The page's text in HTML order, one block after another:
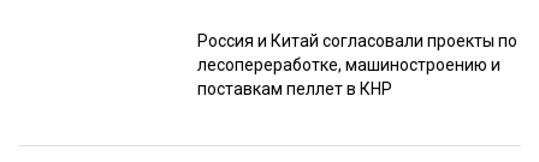
Россия и Китай согласовали проекты по
лесопереработке, машиностроению и
поставкам пеллет в КНР